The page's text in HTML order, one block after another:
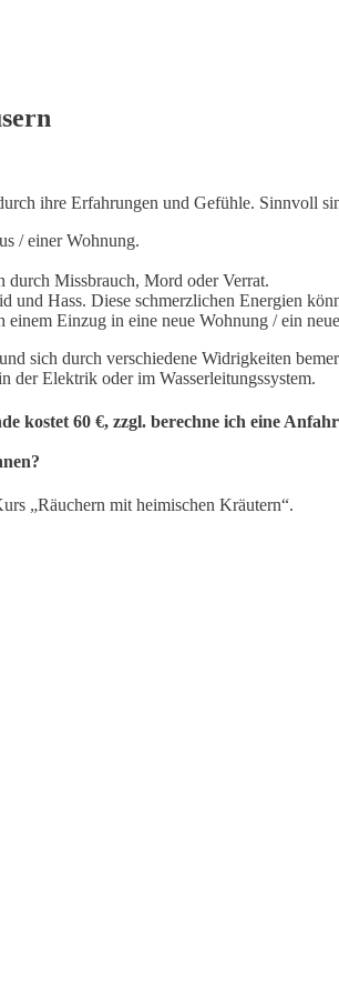
ihre Erfahrungen und Gefühle. Sinnvoll
/ einer Wohnung.
durch Missbrauch, Mord oder Verrat.
Hass. Diese schmerzlichen Energien
Einzug in eine neue Wohnung / ein
sich durch verschiedene Widrigkeiten
der Elektrik oder im Wasserleitungssystem.
kostet 60 €, zzgl. berechne ich eine
„Räuchern mit heimischen Kräutern“.